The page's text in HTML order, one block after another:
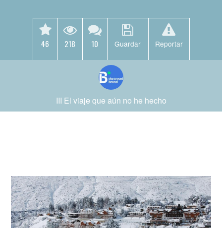
46 218 10 Guardar Reportar
III El viaje que aún no he hecho